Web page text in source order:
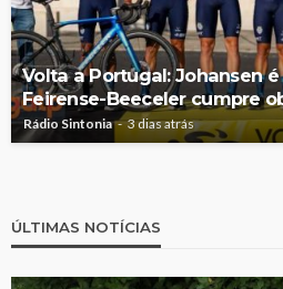
Volta a Portugal: Johansen
Feirense-Beeceler cumpre
Rádio Sintonia 3 dias atrás
ÚLTIMAS NOTÍCIAS